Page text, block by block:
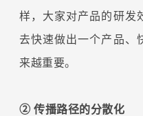
样，大家对产品的研发
去快速做出一个产品、
来越重要。
② 传播路径的分散化